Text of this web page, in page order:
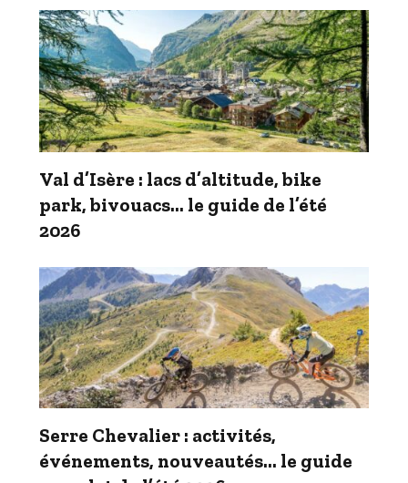
Val d’Isère : lacs d’altitude, bike
park, bivouacs… le guide de l’été
2026
Serre Chevalier : activités,
événements, nouveautés… le guide